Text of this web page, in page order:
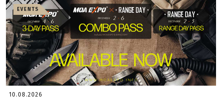
EVENTS
10.08.2026